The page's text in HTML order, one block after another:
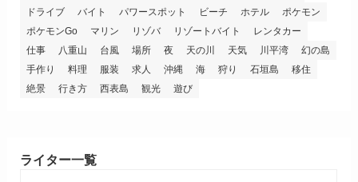
ドライブ
バイト パワースポット ビーチ ホテル
ポケモン
ポケモンGo
マリン リゾバ リゾートバイト
レンタカー
仕事
八重山 台風 場所 夜 天の川 天気 川平湾
幻の島
手作り
料理 服装 求人 沖縄 海 狩り 石垣島
移住
絶景
行き方 西表島 観光 遊び
ライター一覧